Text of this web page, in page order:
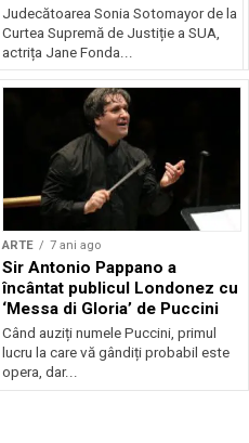
Judecătoarea Sonia Sotomayor de la
Curtea Supremă de Justiție a SUA,
actrița Jane Fonda...
ARTE 7 ani ago
Sir Antonio Pappano a
încântat publicul Londonez cu
‘Messa di Gloria’ de Puccini
Când auziți numele Puccini, primul
lucru la care vă gândiți probabil este
opera, dar...